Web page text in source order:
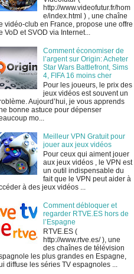
http://www.videofutur.fr/hom
e/index.html ) , une chaîne
vidéo-club en France, propose une offre
VoD et SVOD via Internet...
Comment économiser de
l’argent sur Origin: Acheter
Star Wars Battlefront, Sims
4, FIFA 16 moins cher
Pour les joueurs, le prix des
jeux vidéos est souvent un
Aujourd’hui, je vous apprends
bonne astuce pour dépenser
mo...
Meilleur VPN Gratuit pour
jouer aux jeux vidéos
Pour ceux qui aiment jouer
aux jeux vidéos , le VPN est
un outil indispensable du
fait que le VPN peut aider à
à des jeux vidéos ...
Comment débloquer et
regarder RTVE.ES hors de
l’Espagne
RTVE.ES (
http://www.rtve.es/ ), une
des chaînes de télévision
les plus grandes en Espagne,
diffuse les séries TV espagnoles ...